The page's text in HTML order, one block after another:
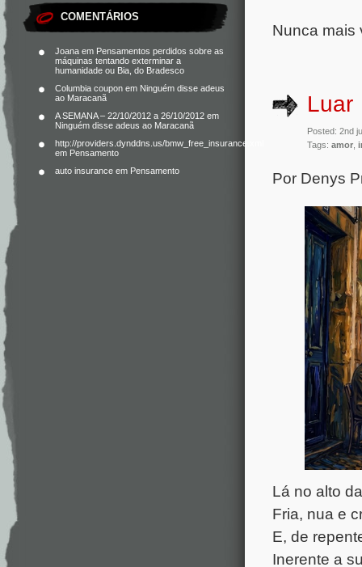
COMENTÁRIOS
Joana em Pensamentos perdidos sobre as
máquinas tentando exterminar a
humanidade ou Bia, do Bradesco
Columbia coupon em Ninguém disse adeus
ao Maracanã
A SEMANA – 22/10/2012 a 26/10/2012 em
Ninguém disse adeus ao Maracanã
http://providers.dynddns.us/bmw_free_insurance.xml
em Pensamento
auto insurance em Pensamento
Nunca mais
Luar
Posted: 2nd
Tags: amor
Por Denys
Lá no alto
Fria, nua e
E, de
Inerente a